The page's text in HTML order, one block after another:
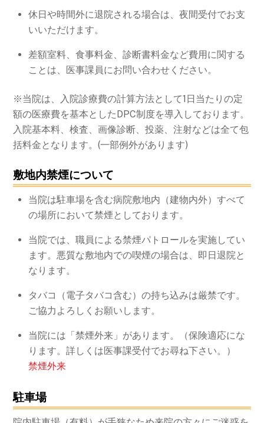
休日や時間外に退院される場合は、夜間受付でお支
いいただけます。
差額室料、食事料金、診断書料金など費用に関する
ことは、医事課員にお問い合わせください。
※当院は、入院診療費の計算方法として1日当たりの定
額の医療費を基本としたDPC制度を導入しております。
入院基本料、検査、画像診断、投薬、注射などは全て包
括料金となります。(一部例外があります)
敷地内禁煙について
当院は駐車場を含む病院敷地内（建物内外）すべて
の場所において禁煙としております。
当院では、職員による禁煙パトロールを実施してい
ます。悪質な敷地内での喫煙の場合は、即日退院と
なります。
タバコ（電子タバコ含む）の持ち込みは厳禁です。
ご協力よろしくお願いします。
当院には「禁煙外来」があります。（保険適応にな
ります。詳しくは医事課受付でお尋ね下さい。）
禁煙外来
駐車場